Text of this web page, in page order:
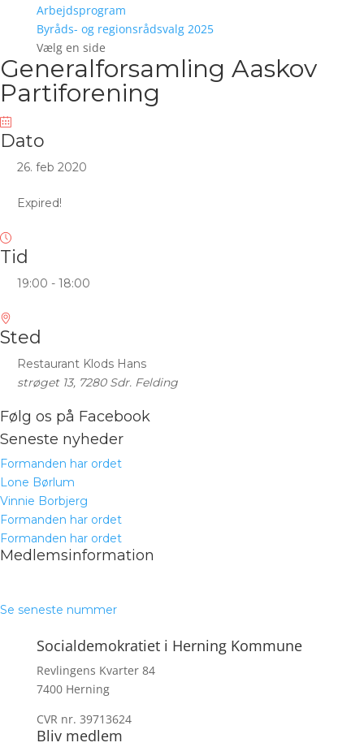
Arbejdsprogram
Byråds- og regionsrådsvalg 2025
Vælg en side
Generalforsamling Aaskov
Partiforening
Dato
26. feb 2020
Expired!
Tid
19:00 - 18:00
Sted
Restaurant Klods Hans
strøget 13, 7280 Sdr. Felding
Følg os på Facebook
Seneste nyheder
Formanden har ordet
Lone Børlum
Vinnie Borbjerg
Formanden har ordet
Formanden har ordet
Medlemsinformation
Se seneste nummer
Socialdemokratiet i Herning Kommune
Revlingens Kvarter 84
7400 Herning
CVR nr. 39713624
Bliv medlem